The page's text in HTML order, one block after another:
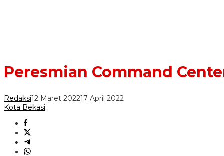
Peresmian Command
Redaksi12 Maret 202217 April 2022
Kota Bekasi